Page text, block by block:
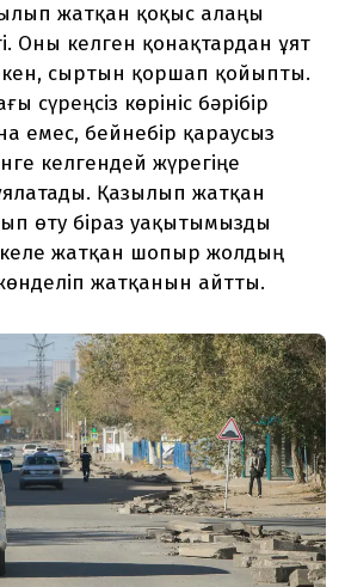
жатқан қоқыс алаңы
Оны келген қонақтардан ұят
сыртын қоршап қойыпты.
сүреңсіз көрініс бәрібір
емес, бейнебір қараусыз
келгендей жүрегіңе
Қазылып жатқан
өту біраз уақытымызды
келе жатқан шопыр жолдың
жатқанын айтты.